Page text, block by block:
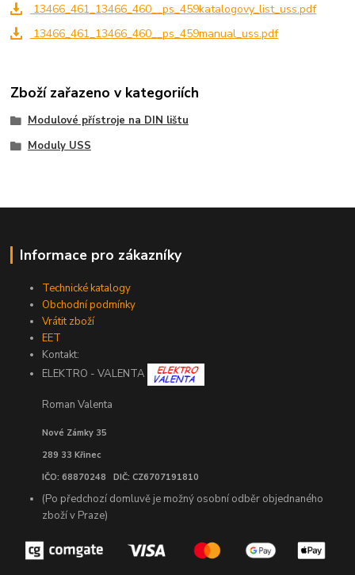
13466_461_13466_460__ps_459katalogovy_list_uss.pdf
13466_461_13466_460__ps_459manual_uss.pdf
Zboží zařazeno v kategoriích
Modulové přístroje na DIN lištu
Moduly USS
Informace pro zákazníky
Technické katalogy
Obchodní podmínky
Vrátit zboží
EET
Kontakt:
ELEKTRO - VALENTA
Roman Valenta
Nové Zámky 35
289 33 Křinec
IČO: 68870248 DIČ: CZ6707191810
(Po předchozí domluvě je možný osobní odběr objednaného
zboží v Praze)